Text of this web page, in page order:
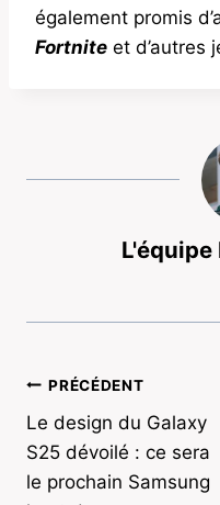
également promis
Fortnite et d’autres
L'équipe
Navigation
de
l’article
PRÉCÉDENT
Le design du Galaxy
S25 dévoilé : ce sera
le prochain Samsung